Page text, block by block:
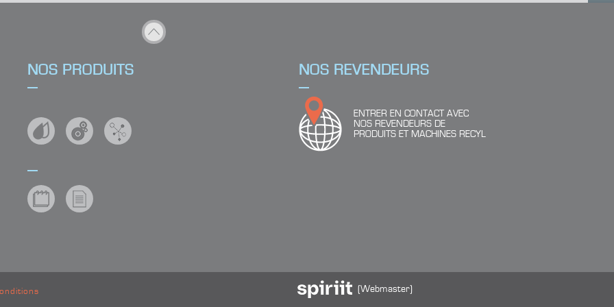
NOS PRODUITS NOS REVENDEURS
ENTRER EN CONTACT AVEC
NOS REVENDEURS DE
PRODUITS ET MACHINES RECYL
(Webmaster)